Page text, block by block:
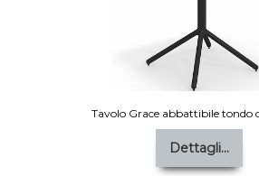
Tavolo Grace abbattibile tondo
Dettagli...